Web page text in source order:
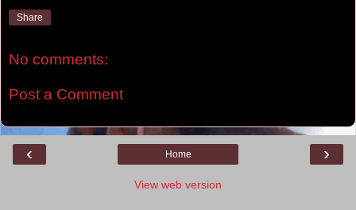
Share
No comments:
Post a Comment
‹ ›
Home
View web version